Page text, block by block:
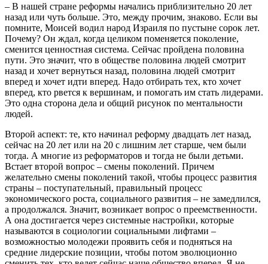
– В нашей стране реформы начались приблизительно 20 лет
назад или чуть больше. Это, между прочим, знаково. Если вы
помните, Моисей водил народ Израиля по пустыне сорок лет.
Почему? Он ждал, когда целиком поменяется поколение,
сменится ценностная система. Сейчас пройдена половина
пути. Это значит, что в обществе половина людей смотрит
назад и хочет вернуться назад, половина людей смотрит
вперед и хочет идти вперед. Надо отбирать тех, кто хочет
вперед, кто рвется к вершинам, и помогать им стать лидерами.
Это одна сторона дела и общий рисунок по ментальности
людей.
Второй аспект: те, кто начинал реформу двадцать лет назад,
сейчас на 20 лет или на 20 с лишним лет старше, чем были
тогда. А многие из реформаторов и тогда не были детьми.
Встает второй вопрос – смены поколений. Причем
желательно смены поколений такой, чтобы процесс развития
страны – поступательный, правильный процесс
экономического роста, социального развития – не замедлился,
а продолжался. Значит, возникает вопрос о преемственности.
А она достигается через системные настройки, которые
называются в социологии социальными лифтами –
возможностью молодежи проявить себя и подняться на
средние лидерские позиции, чтобы потом эволюционно